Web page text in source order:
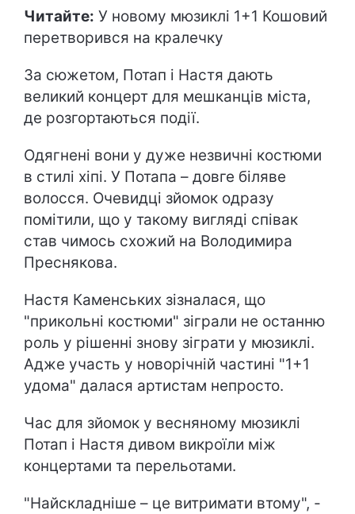
Читайте: У новому мюзиклі 1+1 Кошовий
перетворився на кралечку
За сюжетом, Потап і Настя дають
великий концерт для мешканців міста,
де розгортаються події.
Одягнені вони у дуже незвичні костюми
в стилі хіпі. У Потапа – довге біляве
волосся. Очевидці зйомок одразу
помітили, що у такому вигляді співак
став чимось схожий на Володимира
Преснякова.
Настя Каменських зізналася, що
"прикольні костюми" зіграли не останню
роль у рішенні знову зіграти у мюзиклі.
Адже участь у новорічній частині "1+1
удома" далася артистам непросто.
Час для зйомок у весняному мюзиклі
Потап і Настя дивом викроїли між
концертами та перельотами.
"Найскладніше – це витримати втому", -